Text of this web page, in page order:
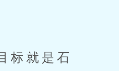
就是石